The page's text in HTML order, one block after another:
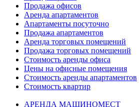
Продажа офисов
Аренда апартаментов
Апартаменты посуточно
Продажа апартаментов
Аренда торговых помещений
Продажа торговых помещений
Стоимость аренды офиса
Цены на офисные помещения
Стоимость аренды апартаментов
Стоимость квартир
АРЕНДА МАШИНОМЕСТ